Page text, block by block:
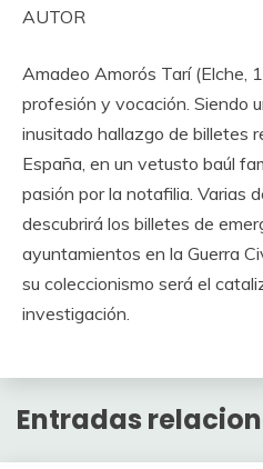
AUTOR
Amadeo Amorós Tarí (Elche,
profesión y vocación. Siendo
inusitado hallazgo de billetes
España, en un vetusto baúl
pasión por la notafilia. Varias
descubrirá los billetes de
ayuntamientos en la Guerra
su coleccionismo será el
investigación.
Entradas